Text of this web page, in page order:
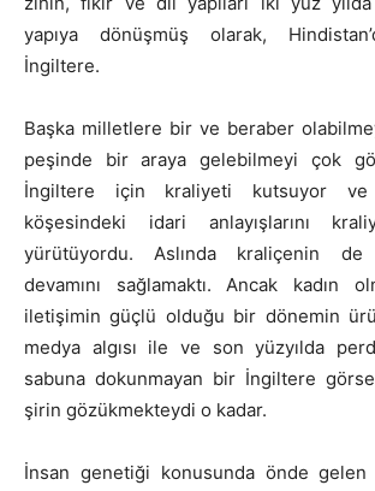
yapıya dönüşmüş olarak,
İngiltere.
Başka milletlere bir ve beraber
peşinde bir araya gelebilmeyi çok
İngiltere için kraliyeti kutsuyor ve
köşesindeki idari anlayışlarını
yürütüyordu. Aslında kraliçenin de
devamını sağlamaktı. Ancak kadın
iletişimin güçlü olduğu bir dönemin
medya algısı ile ve son yüzyılda
sabuna dokunmayan bir İngiltere
şirin gözükmekteydi o kadar.
İnsan genetiği konusunda önde